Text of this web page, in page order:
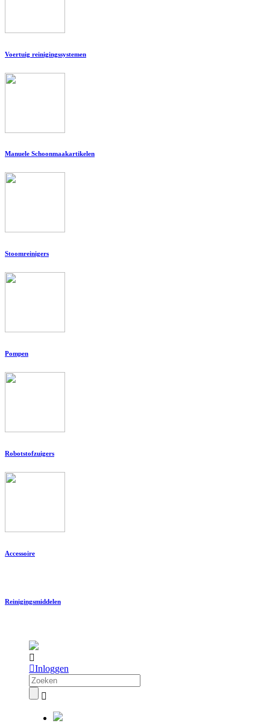
Voertuig reinigingssystemen
Manuele Schoonmaakartikelen
Stoomreinigers
Pompen
Robotstofzuigers
Accessoire
Reinigingsmiddelen
Inloggen